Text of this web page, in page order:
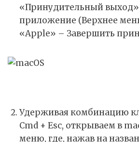
«Принудительный
приложение (Верхнее
«Apple» – Завершить
Удерживая комбинацию
Cmd + Esc, открываем в
меню, где, нажав на